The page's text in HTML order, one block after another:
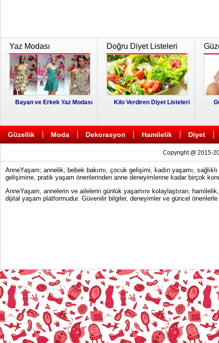
Yaz Modası
Bayan ve Erkek Yaz Modası
Doğru Diyet Listeleri
Kilo Verdiren Diyet Listeleri
Güzellik Moda Dekorasyon Hamilelik Diyet
Copyright @ 2015-
AnneYaşam; annelik, bebek bakımı, çocuk gelişimi, kadın yaşamı,
gelişimine, pratik yaşam önerilerinden anne deneyimlerine kadar birçok
AnneYaşam, annelerin ve ailelerin günlük yaşamını kolaylaştıran;
dijital yaşam platformudur. Güvenilir bilgiler, deneyimler ve güncel